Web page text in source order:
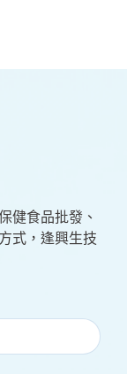
健食品批發、
式，逢興生技